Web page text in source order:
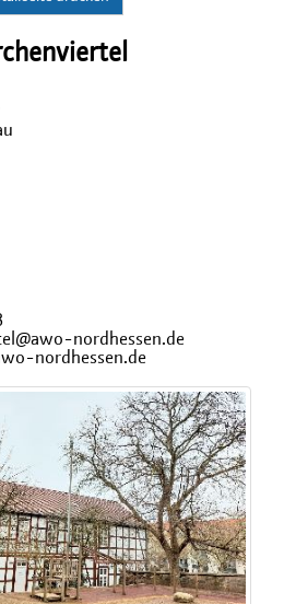
nordhessen.de
nordhessen.de